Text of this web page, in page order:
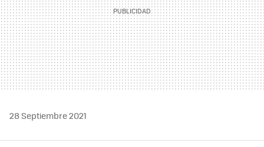
28 Septiembre 2021